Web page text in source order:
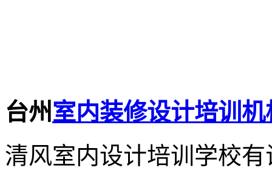
台州 室内装修设计培训机
清风室内设计培训学校